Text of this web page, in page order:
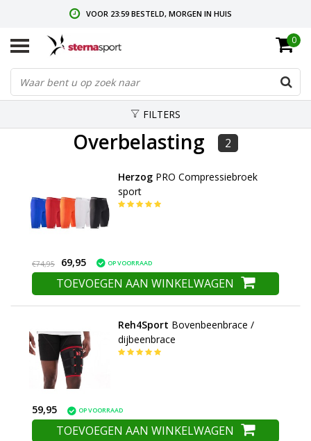
VOOR 23:59 BESTELD, MORGEN IN HUIS
GRATIS RETOURNEREN & RUILEN
0
FILTERS
Overbelasting 2
Herzog PRO Compressiebroek
sport
€74,95 69,95 OP VOORRAAD
TOEVOEGEN AAN WINKELWAGEN
Reh4Sport Bovenbeenbrace /
dijbeenbrace
59,95 OP VOORRAAD
TOEVOEGEN AAN WINKELWAGEN